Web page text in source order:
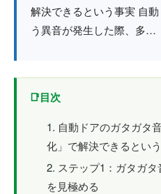
解決できるという事実 自
う異音が発生した際、多…
目次
自動ドアのガタガタ
化」で解決できるとい
ステップ1：ガタガタ
を見極める